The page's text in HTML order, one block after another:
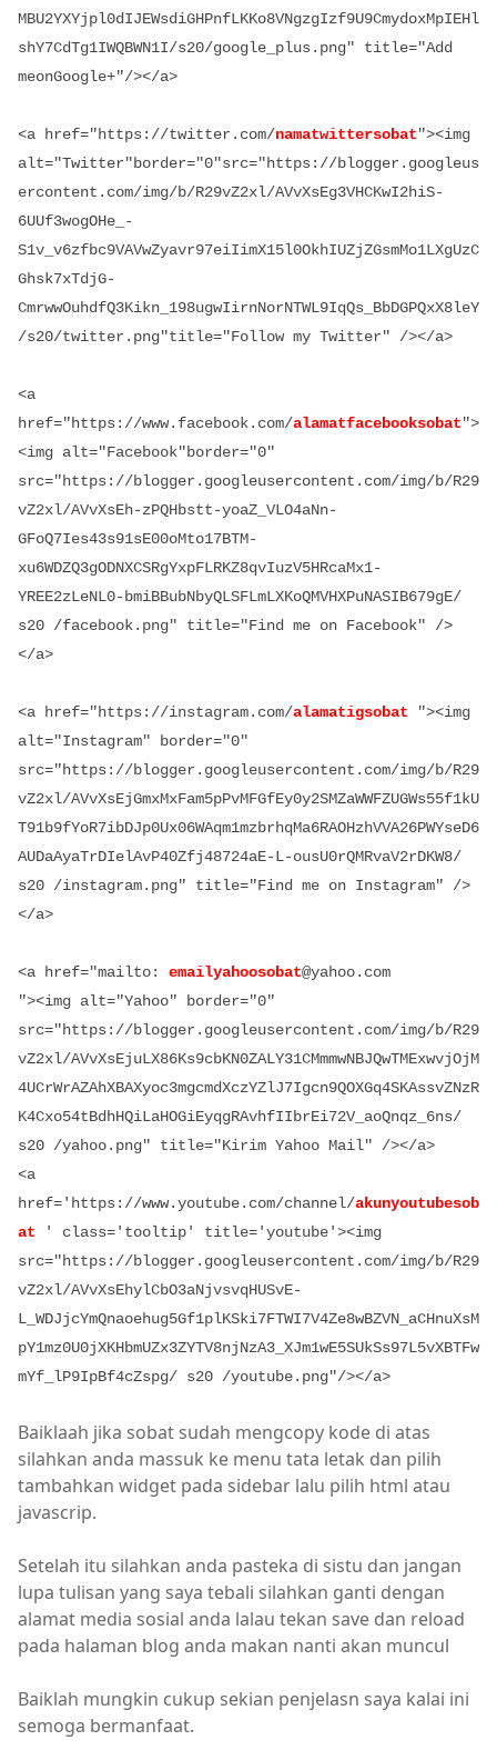
MBU2YXYjpl0dIJEWsdiGHPnfLKKo8VNgzgIzf9U9CmydoxMpIEHl
shY7CdTg1IWQBWN1I/s20/google_plus.png" title="Add
meonGoogle+"/></a>
<a href="https://twitter.com/namatwittersobat"><img
alt="Twitter"border="0"src="https://blogger.googleus
ercontent.com/img/b/R29vZ2xl/AVvXsEg3VHCKwI2hiS-
6UUf3wogOHe_-
S1v_v6zfbc9VAVwZyavr97eiIimX15l0OkhIUZjZGsmMo1LXgUzC
Ghsk7xTdjG-
CmrwwOuhdfQ3Kikn_198ugwIirnNorNTWL9IqQs_BbDGPQxX8leY
/s20/twitter.png"title="Follow my Twitter" /></a>
<a
href="https://www.facebook.com/alamatfacebooksobat">
<img alt="Facebook"border="0"
src="https://blogger.googleusercontent.com/img/b/R29
vZ2xl/AVvXsEh-zPQHbstt-yoaZ_VLO4aNn-
GFoQ7Ies43s91sE00oMto17BTM-
xu6WDZQ3gODNXCSRgYxpFLRKZ8qvIuzV5HRcaMx1-
YREE2zLeNL0-bmiBBubNbyQLSFLmLXKoQMVHXPuNASIB679gE/
s20 /facebook.png" title="Find me on Facebook" />
</a>
<a href="https://instagram.com/alamatigsobat "><img
alt="Instagram" border="0"
src="https://blogger.googleusercontent.com/img/b/R29
vZ2xl/AVvXsEjGmxMxFam5pPvMFGfEy0y2SMZaWWFZUGWs55f1kU
T91b9fYoR7ibDJp0Ux06WAqm1mzbrhqMa6RAOHzhVVA26PWYseD6
AUDaAyaTrDIelAvP40Zfj48724aE-L-ousU0rQMRvaV2rDKW8/
s20 /instagram.png" title="Find me on Instagram" />
</a>
<a href="mailto: emailyahoosobat@yahoo.com
"><img alt="Yahoo" border="0"
src="https://blogger.googleusercontent.com/img/b/R29
vZ2xl/AVvXsEjuLX86Ks9cbKN0ZALY31CMmmwNBJQwTMExwvjOjM
4UCrWrAZAhXBAXyoc3mgcmdXczYZlJ7Igcn9QOXGq4SKAssvZNzR
K4Cxo54tBdhHQiLaHOGiEyqgRAvhfIIbrEi72V_aoQnqz_6ns/
s20 /yahoo.png" title="Kirim Yahoo Mail" /></a>
<a
href='https://www.youtube.com/channel/akunyoutubesob
at ' class='tooltip' title='youtube'><img
src="https://blogger.googleusercontent.com/img/b/R29
vZ2xl/AVvXsEhylCbO3aNjvsvqHUSvE-
L_WDJjcYmQnaoehug5Gf1plKSki7FTWI7V4Ze8wBZVN_aCHnuXsM
pY1mz0U0jXKHbmUZx3ZYTV8njNzA3_XJm1wE5SUkSs97L5vXBTFw
mYf_lP9IpBf4cZspg/ s20 /youtube.png"/></a>
Baiklaah jika sobat sudah mengcopy kode di atas
silahkan anda massuk ke menu tata letak dan pilih
tambahkan widget pada sidebar lalu pilih html atau
javascrip.
Setelah itu silahkan anda pasteka di sistu dan jangan
lupa tulisan yang saya tebali silahkan ganti dengan
alamat media sosial anda lalau tekan save dan reload
pada halaman blog anda makan nanti akan muncul
Baiklah mungkin cukup sekian penjelasn saya kalai ini
semoga bermanfaat.